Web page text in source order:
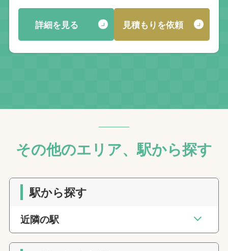
詳細を見る 見積もりを依頼
その他のエリア、駅から探す
駅から探す
近隣の駅